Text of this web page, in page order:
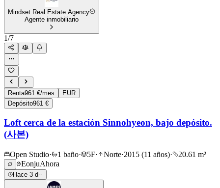
Mindset Real Estate Agency
Agente inmobiliario
1/7
Renta961 €/mes
EUR
Depósito961 €
Loft cerca de la estación Sinnohyeon, bajo depósito.
(사본)
Open Studio· 1 baño· 5F· Norte·2015 (11 años)·
20.61 m²
EonjuAhora
Hace 3 d